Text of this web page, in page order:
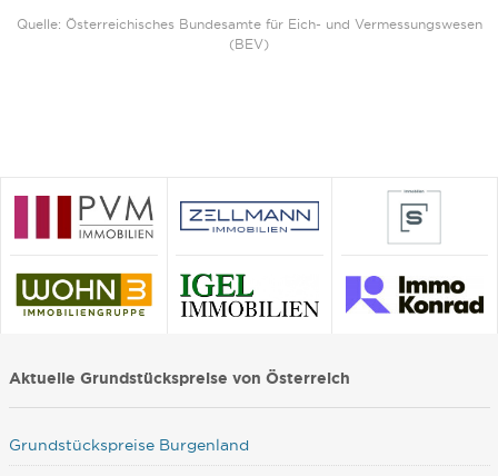
Quelle: Österreichisches Bundesamte für Eich- und Vermessungswesen
(BEV)
Aktuelle Grundstückspreise von Österreich
Grundstückspreise Burgenland